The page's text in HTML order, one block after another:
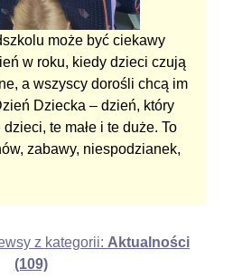
może być ciekawy
w roku, kiedy dzieci czują
a wszyscy dorośli chcą im
Dziecka – dzień, który
te małe i te duże. To
zabawy, niespodzianek,
z kategorii: Aktualności
(109)